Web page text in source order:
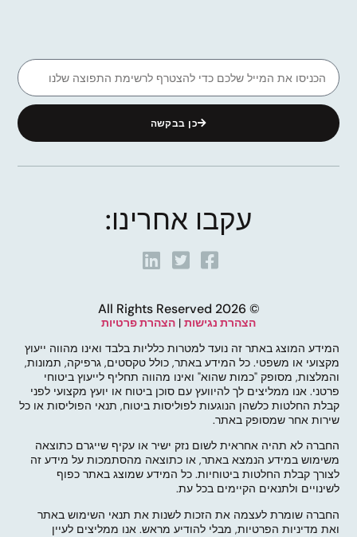
כן בבקשה
עקבו אחרינו:
© 2026 All Rights Reserved
הצהרת נגישות | הצהרת פרטיות
המידע המוצג באתר זה נועד למטרות כלליות בלבד ואינו מהווה ייעוץ
מקצועי או משפטי. כל המידע באתר, כולל טקסטים, גרפיקה, תמונות,
והמלצות, מסופק "כמות שהוא" ואינו מהווה תחליף לייעוץ ביטוחי
פרטני. אנו ממליצים לך להיוועץ עם סוכן ביטוח או יועץ מקצועי לפני
קבלת החלטות כלשהן הנוגעות לפוליסות ביטוח, תנאי הפוליסות או כל
שירות אחר שמסופק באתר.
החברה לא תהיה אחראית לשום נזק ישיר או עקיף שייגרם כתוצאה
משימוש במידע הנמצא באתר, או כתוצאה מהסתמכות על מידע זה
לצורך קבלת החלטות ביטוחיות. כל המידע שמוצג באתר כפוף
לשינויים ולתנאים הקיימים בכל עת.
החברה שומרת לעצמה את הזכות לשנות את תנאי השימוש באתר
ואת מדיניות הפרטיות, מבלי להודיע מראש. אנו ממליצים לעיין